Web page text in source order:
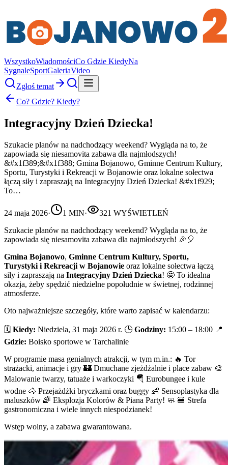
WszystkoWiadomościCo Gdzie KiedyNa
SygnaleSportGaleriaVideo
Zgłoś temat
Co? Gdzie? Kiedy?
Integracyjny Dzień Dziecka!
Szukacie planów na nadchodzący weekend? Wygląda na to, że
zapowiada się niesamovita zabawa dla najmłodszych!
&#x1f389;&#x1f388; Gmina Bojanowo, Gminne Centrum Kultury,
Sportu, Turystyki i Rekreacji w Bojanowie oraz lokalne sołectwa
łączą siły i zapraszają na Integracyjny Dzień Dziecka! &#x1f929;
To…
24 maja 2026· 1 MIN· 321 WYŚWIETLEŃ
Szukacie planów na nadchodzący weekend? Wygląda na to, że
zapowiada się niesamovita zabawa dla najmłodszych! 🎉🎈
Gmina Bojanowo, Gminne Centrum Kultury, Sportu,
Turystyki i Rekreacji w Bojanowie oraz lokalne sołectwa łączą
siły i zapraszają na Integracyjny Dzień Dziecka! 🤩 To idealna
okazja, żeby spędzić niedzielne popołudnie w świetnej, rodzinnej
atmosferze.
Oto najważniejsze szczegóły, które warto zapisać w kalendarzu:
🗓 Kiedy: Niedziela, 31 maja 2026 r. 🕒 Godziny: 15:00 – 18:00 📍
Gdzie: Boisko sportowe w Tarchalinie
W programie masa genialnych atrakcji, w tym m.in.: 🔥 Tor
strażacki, animacje i gry 🏰 Dmuchane zjeżdżalnie i place zabaw 🎨
Malowanie twarzy, tatuaże i warkoczyki 🪂 Eurobungee i kule
wodne 🐴 Przejażdżki bryczkami oraz buggy 👶 Sensoplastyka dla
maluszków 🌈 Eksplozja Kolorów & Piana Party! 🧼 🍔 Strefa
gastronomiczna i wiele innych niespodzianek!
Wstęp wolny, a zabawa gwarantowana.